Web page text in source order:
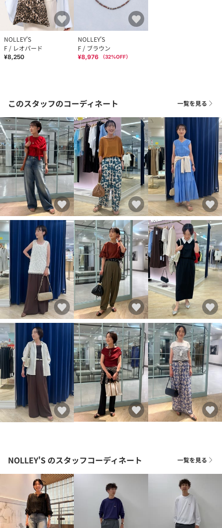
NOLLEY'S
F / レオパード
¥8,250
NOLLEY'S
F / ブラウン
¥8,976 （32%OFF）
このスタッフのコーディネート 一覧を見る
NOLLEY'S のスタッフコーディネート 一覧を見る